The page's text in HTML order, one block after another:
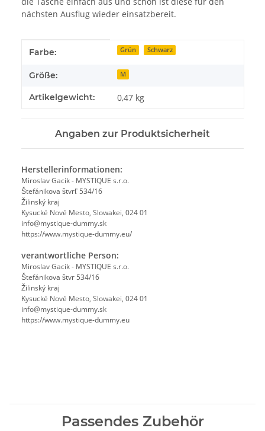
nächsten Ausflug wieder einsatzbereit.
Produkteigenschaft
Wert
Farbe: Grün Schwarz
Größe: M
Artikelgewicht: 0,47 kg
Angaben zur Produktsicherheit
Herstellerinformationen:
Miroslav Gacík - MYSTIQUE s.r.o.
Štefánikova štvrť 534/16
Žilinský kraj
Kysucké Nové Mesto, Slowakei, 024 01
info@mystique-dummy.sk
https://www.mystique-dummy.eu/
verantwortliche Person:
Miroslav Gacík - MYSTIQUE s.r.o.
Štefánikova štvr 534/16
Žilinský kraj
Kysucké Nové Mesto, Slowakei, 024 01
info@mystique-dummy.sk
https://www.mystique-dummy.eu
Passendes Zubehör